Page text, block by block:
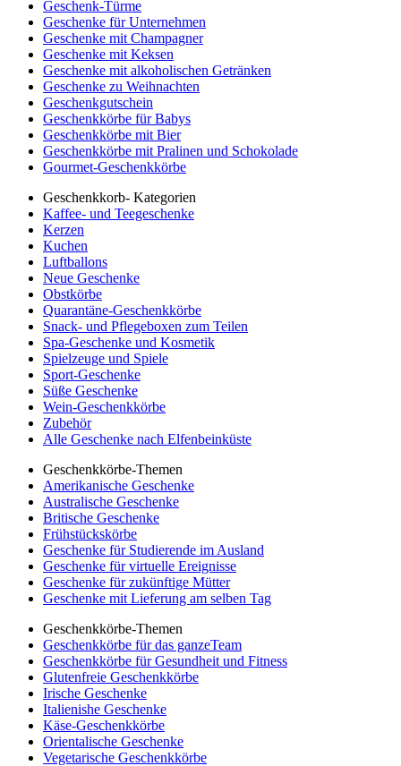
Geschenk-Türme
Geschenke für Unternehmen
Geschenke mit Champagner
Geschenke mit Keksen
Geschenke mit alkoholischen Getränken
Geschenke zu Weihnachten
Geschenkgutschein
Geschenkkörbe für Babys
Geschenkkörbe mit Bier
Geschenkkörbe mit Pralinen und Schokolade
Gourmet-Geschenkkörbe
Geschenkkorb- Kategorien
Kaffee- und Teegeschenke
Kerzen
Kuchen
Luftballons
Neue Geschenke
Obstkörbe
Quarantäne-Geschenkkörbe
Snack- und Pflegeboxen zum Teilen
Spa-Geschenke und Kosmetik
Spielzeuge und Spiele
Sport-Geschenke
Süße Geschenke
Wein-Geschenkkörbe
Zubehör
Alle Geschenke nach Elfenbeinküste
Geschenkkörbe-Themen
Amerikanische Geschenke
Australische Geschenke
Britische Geschenke
Frühstückskörbe
Geschenke für Studierende im Ausland
Geschenke für virtuelle Ereignisse
Geschenke für zukünftige Mütter
Geschenke mit Lieferung am selben Tag
Geschenkkörbe-Themen
Geschenkkörbe für das ganzeTeam
Geschenkkörbe für Gesundheit und Fitness
Glutenfreie Geschenkkörbe
Irische Geschenke
Italienishe Geschenke
Käse-Geschenkkörbe
Orientalische Geschenke
Vegetarische Geschenkkörbe